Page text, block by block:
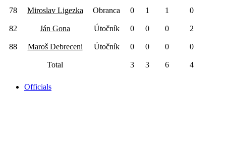
78 Miroslav Ligezka Obranca 0 1 1 0
82 Ján Gona Útočník 0 0 0 2
88 Maroš Debreceni Útočník 0 0 0 0
Total 3 3 6 4
Officials